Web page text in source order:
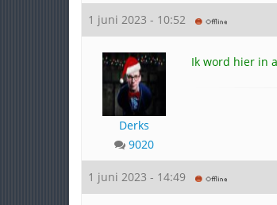
1 juni 2023 - 10:52
Derks
9020
Ik word hier in
1 juni 2023 - 14:49